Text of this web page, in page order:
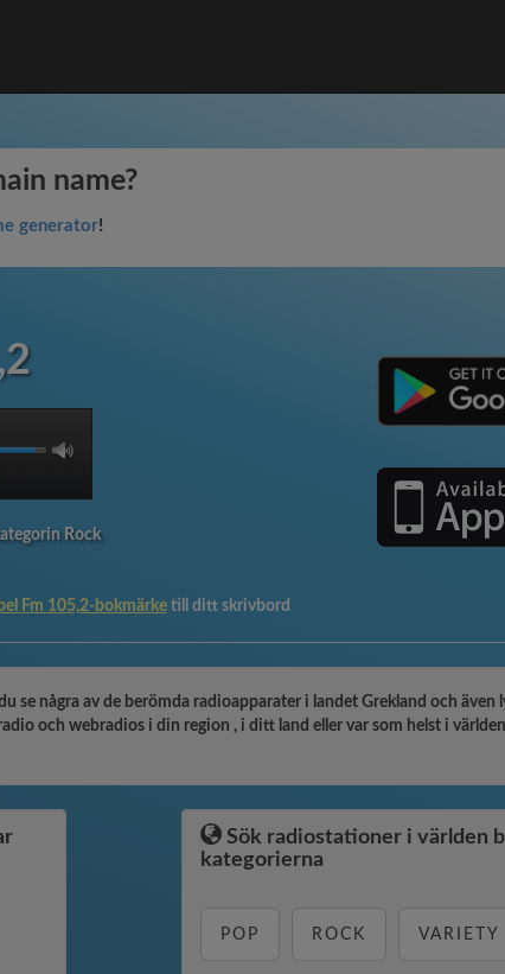
name?
generator!
Rock
Fm 105,2-bokmärke till ditt skrivbord
se några av de berömda radioapparater i landet Grekland och även
och webradios i din region , i ditt land eller var som helst i
Sök radiostationer i världen
kategorierna
POP ROCK VARIETY